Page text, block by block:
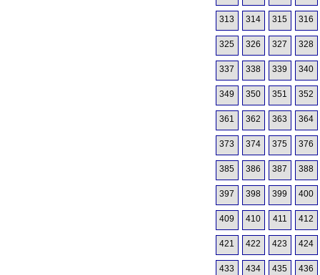
313 314 315 316
325 326 327 328
337 338 339 340
349 350 351 352
361 362 363 364
373 374 375 376
385 386 387 388
397 398 399 400
409 410 411 412
421 422 423 424
433 434 435 436